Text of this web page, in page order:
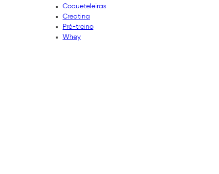
Coqueteleiras
Creatina
Pré-treino
Whey